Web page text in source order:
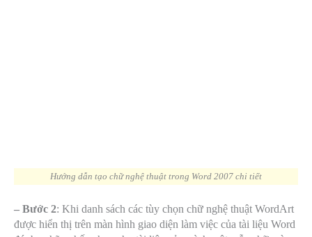
Hướng dẫn tạo chữ nghệ thuật trong Word 2007 chi tiết
– Bước 2: Khi danh sách các tùy chọn chữ nghệ thuật WordArt
được hiển thị trên màn hình giao diện làm việc của tài liệu Word